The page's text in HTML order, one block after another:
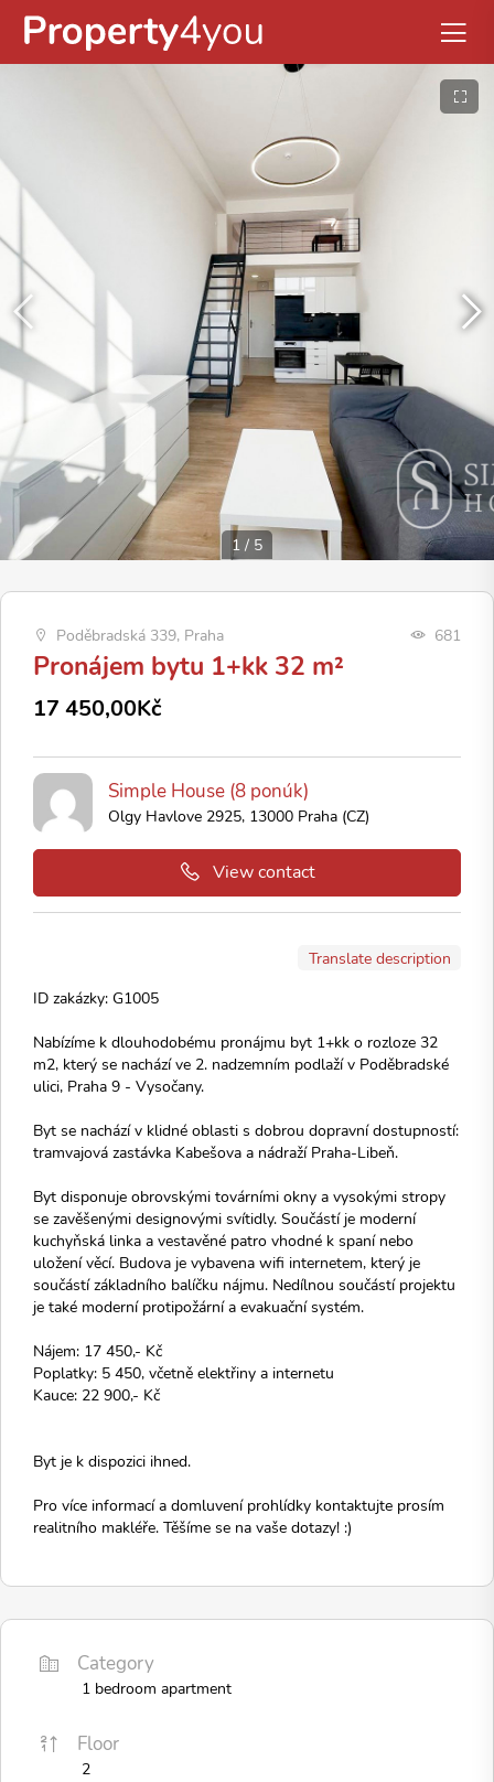
1 / 5
Poděbradská 339, Praha 681
Pronájem bytu 1+kk 32 m²
17 450,00Kč
Simple House (8 ponúk)
Olgy Havlove 2925, 13000 Praha (CZ)
View contact
Translate description
ID zakázky: G1005
Nabízíme k dlouhodobému pronájmu byt 1+kk o rozloze 32
m2, který se nachází ve 2. nadzemním podlaží v Poděbradské
ulici, Praha 9 - Vysočany.
Byt se nachází v klidné oblasti s dobrou dopravní dostupností:
tramvajová zastávka Kabešova a nádraží Praha-Libeň.
Byt disponuje obrovskými továrními okny a vysokými stropy
se zavěšenými designovými svítidly. Součástí je moderní
kuchyňská linka a vestavěné patro vhodné k spaní nebo
uložení věcí. Budova je vybavena wifi internetem, který je
součástí základního balíčku nájmu. Nedílnou součástí projektu
je také moderní protipožární a evakuační systém.
Nájem: 17 450,- Kč
Poplatky: 5 450, včetně elektřiny a internetu
Kauce: 22 900,- Kč
Byt je k dispozici ihned.
Pro více informací a domluvení prohlídky kontaktujte prosím
realitního makléře. Těšíme se na vaše dotazy! :)
Category
1 bedroom apartment
Floor
2